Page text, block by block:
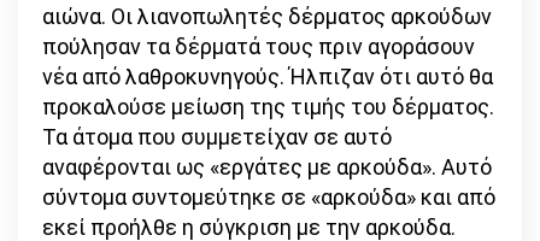
αιώνα. Οι λιανοπωλητές δέρματος αρκούδων
πούλησαν τα δέρματά τους πριν αγοράσουν
νέα από λαθροκυνηγούς. Ήλπιζαν ότι αυτό θα
προκαλούσε μείωση της τιμής του δέρματος.
Τα άτομα που συμμετείχαν σε αυτό
αναφέρονται ως «εργάτες με αρκούδα». Αυτό
σύντομα συντομεύτηκε σε «αρκούδα» και από
εκεί προήλθε η σύγκριση με την αρκούδα.